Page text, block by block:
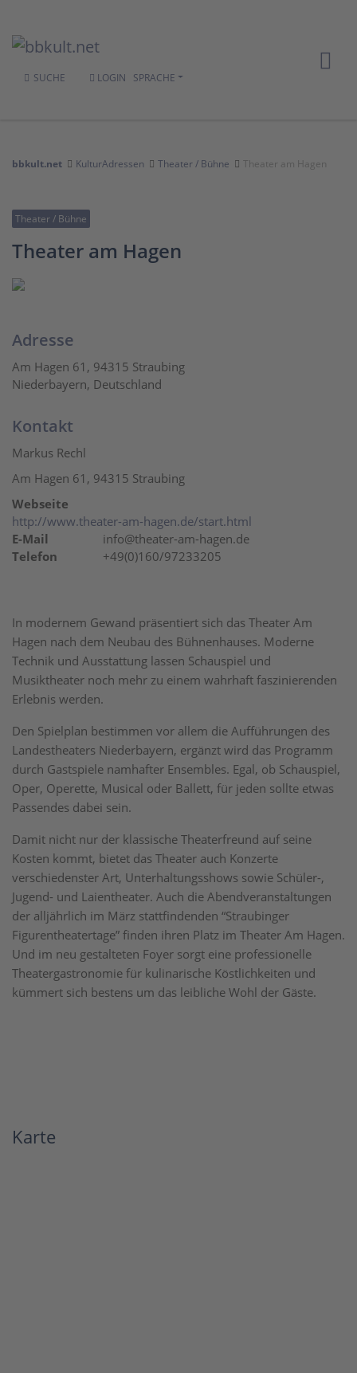
SUCHE LOGIN SPRACHE
bbkult.net KulturAdressen Theater / Bühne Theater am Hagen
Theater / Bühne
Theater am Hagen
In modernem Gewand präsentiert sich das Theater Am
Hagen nach dem Neubau des Bühnenhauses. Moderne
Technik und Ausstattung lassen Schauspiel und
Musiktheater noch mehr zu einem wahrhaft faszinierenden
Erlebnis werden.
Den Spielplan bestimmen vor allem die Aufführungen des
Landestheaters Niederbayern, ergänzt wird das Programm
durch Gastspiele namhafter Ensembles. Egal, ob Schauspiel,
Oper, Operette, Musical oder Ballett, für jeden sollte etwas
Passendes dabei sein.
Damit nicht nur der klassische Theaterfreund auf seine
Kosten kommt, bietet das Theater auch Konzerte
verschiedenster Art, Unterhaltungsshows sowie Schüler-,
Jugend- und Laientheater. Auch die Abendveranstaltungen
der alljährlich im März stattfindenden “Straubinger
Figurentheatertage” finden ihren Platz im Theater Am Hagen.
Und im neu gestalteten Foyer sorgt eine professionelle
Theatergastronomie für kulinarische Köstlichkeiten und
kümmert sich bestens um das leibliche Wohl der Gäste.
Adresse
Am Hagen 61, 94315 Straubing
Niederbayern, Deutschland
Kontakt
Markus Rechl
Am Hagen 61, 94315 Straubing
Webseite
http://www.theater-am-hagen.de/start.html
E-Mail
info@theater-am-hagen.de
Telefon
+49(0)160/97233205
Karte